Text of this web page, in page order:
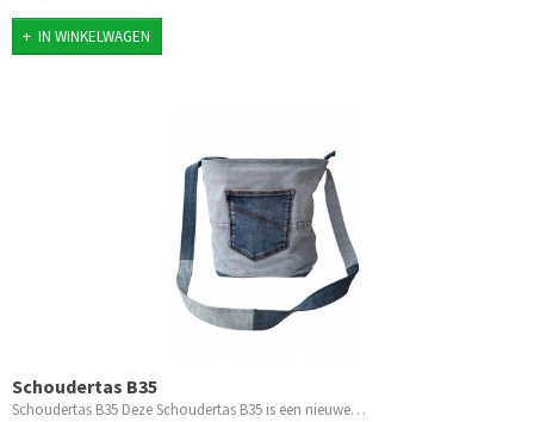
IN WINKELWAGEN
Schoudertas B35
Schoudertas B35 Deze Schoudertas B35 is een nieuwe…